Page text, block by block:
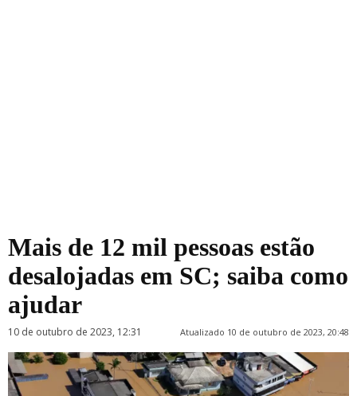
Mais de 12 mil pessoas estão
desalojadas em SC; saiba como
ajudar
10 de outubro de 2023, 12:31 Atualizado 10 de outubro de 2023, 20:48